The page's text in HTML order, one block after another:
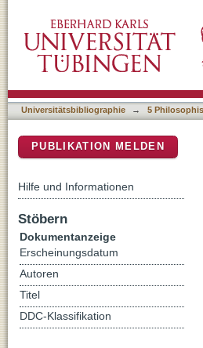
Universitätsbibliographie → 5
PUBLIKATION MELDEN
Hilfe und Informationen
Stöbern
Dokumentanzeige
Erscheinungsdatum
Autoren
Titel
DDC-Klassifikation